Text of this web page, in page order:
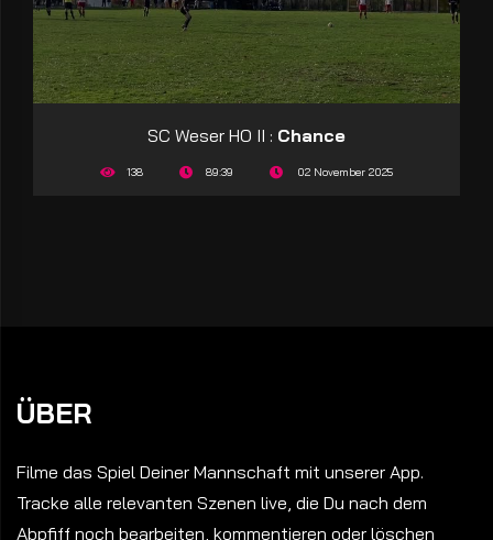
SC Weser HO II : Chance
138 89:39 02 November 2025
ÜBER
Filme das Spiel Deiner Mannschaft mit unserer App.
Tracke alle relevanten Szenen live, die Du nach dem
Abpfiff noch bearbeiten, kommentieren oder löschen